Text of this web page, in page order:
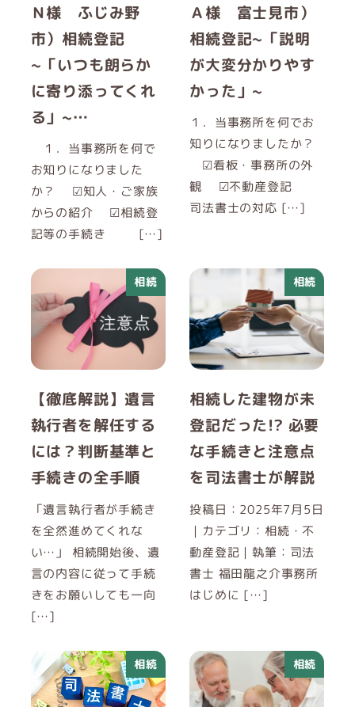
Ｎ様 ふじみ野
市）相続登記
~「いつも朗らか
に寄り添ってくれ
る」~…
１．当事務所を何で
お知りになりました
か？ ☑知人・ご家族
からの紹介 ☑相続登
記等の手続き […]
Ａ様 富士見市）
相続登記~「説明
が大変分かりやす
かった」~
１．当事務所を何でお
知りになりましたか？
☑看板・事務所の外
観 ☑不動産登記
司法書士の対応 […]
相続
【徹底解説】遺言
執行者を解任する
には？判断基準と
手続きの全手順
「遺言執行者が手続き
を全然進めてくれな
い…」 相続開始後、遺
言の内容に従って手続
きをお願いしても一向
[…]
相続
相続した建物が未
登記だった!? 必要
な手続きと注意点
を司法書士が解説
投稿日：2025年7月5日
｜カテゴリ：相続・不
動産登記｜執筆：司法
書士 福田龍之介事務所
はじめに […]
相続 相続